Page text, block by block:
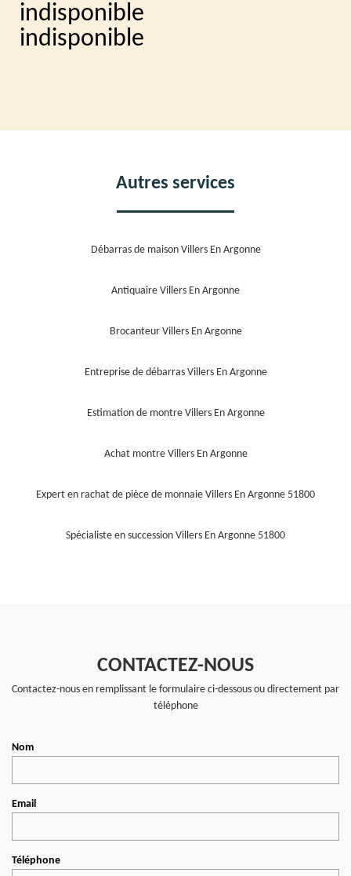
indisponible
indisponible
Autres services
Débarras de maison Villers En Argonne
Antiquaire Villers En Argonne
Brocanteur Villers En Argonne
Entreprise de débarras Villers En Argonne
Estimation de montre Villers En Argonne
Achat montre Villers En Argonne
Expert en rachat de pièce de monnaie Villers En Argonne 51800
Spécialiste en succession Villers En Argonne 51800
CONTACTEZ-NOUS
Contactez-nous en remplissant le formulaire ci-dessous ou directement par
téléphone
Nom
Email
Téléphone